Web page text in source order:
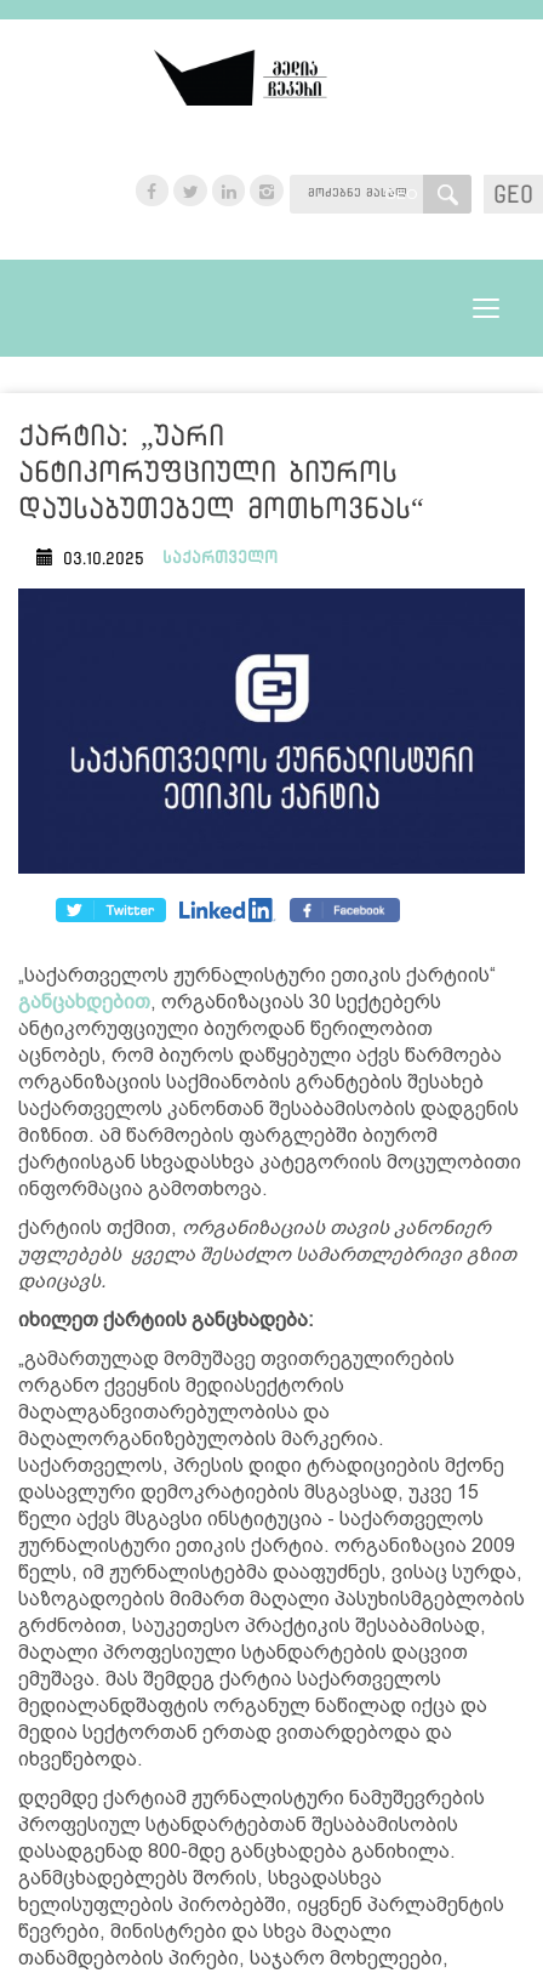
GEO
GEO
Toggle
ქარტია: „უარი
ანტიკორუფციული ბიუროს
დაუსაბუთებელ მოთხოვნას“
03.10.2025 საქართველო
„საქართველოს ჟურნალისტური ეთიკის ქარტიის“
განცახდებით, ორგანიზაციას 30 სექტებერს
ანტიკორუფციული ბიუროდან წერილობით
აცნობეს, რომ ბიუროს დაწყებული აქვს წარმოება
ორგანიზაციის საქმიანობის გრანტების შესახებ
საქართველოს კანონთან შესაბამისობის დადგენის
მიზნით. ამ წარმოების ფარგლებში ბიურომ
ქარტიისგან სხვადასხვა კატეგორიის მოცულობითი
ინფორმაცია გამოთხოვა.
ქარტიის თქმით, ორგანიზაციას თავის კანონიერ
უფლებებს ყველა შესაძლო სამართლებრივი გზით
დაიცავს.
იხილეთ ქარტიის განცხადება:
„გამართულად მომუშავე თვითრეგულირების
ორგანო ქვეყნის მედიასექტორის
მაღალგანვითარებულობისა და
მაღალორგანიზებულობის მარკერია.
საქართველოს, პრესის დიდი ტრადიციების მქონე
დასავლური დემოკრატიების მსგავსად, უკვე 15
წელი აქვს მსგავსი ინსტიტუცია - საქართველოს
ჟურნალისტური ეთიკის ქარტია. ორგანიზაცია 2009
წელს, იმ ჟურნალისტებმა დააფუძნეს, ვისაც სურდა,
საზოგადოების მიმართ მაღალი პასუხისმგებლობის
გრძნობით, საუკეთესო პრაქტიკის შესაბამისად,
მაღალი პროფესიული სტანდარტების დაცვით
ემუშავა. მას შემდეგ ქარტია საქართველოს
მედიალანდშაფტის ორგანულ ნაწილად იქცა და
მედია სექტორთან ერთად ვითარდებოდა და
იხვეწებოდა.
დღემდე ქარტიამ ჟურნალისტური ნამუშევრების
პროფესიულ სტანდარტებთან შესაბამისობის
დასადგენად 800-მდე განცხადება განიხილა.
განმცხადებლებს შორის, სხვადასხვა
ხელისუფლების პირობებში, იყვნენ პარლამენტის
წევრები, მინისტრები და სხვა მაღალი
თანამდებობის პირები, საჯარო მოხელეები,